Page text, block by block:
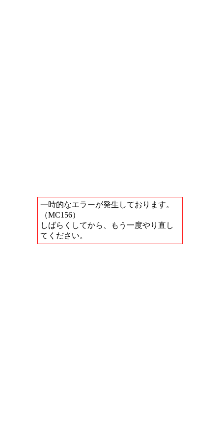
一時的なエラーが発生しております。
（MC156）
しばらくしてから、もう一度やり直し
てください。